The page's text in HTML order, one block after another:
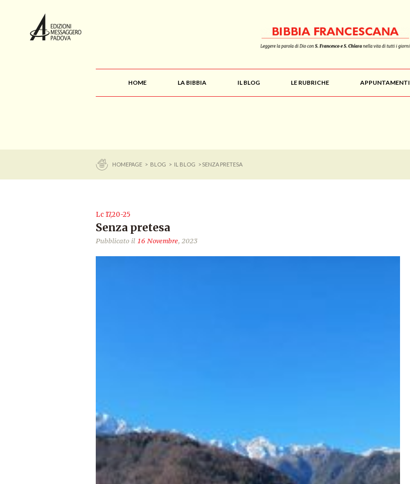
HOME LA BIBBIA IL BLOG LE RUBRICHE APPUNTAMENTI
HOMEPAGE > BLOG > IL BLOG > SENZA PRETESA
Lc 17,20-25
Senza pretesa
Pubblicato il 16 Novembre, 2023